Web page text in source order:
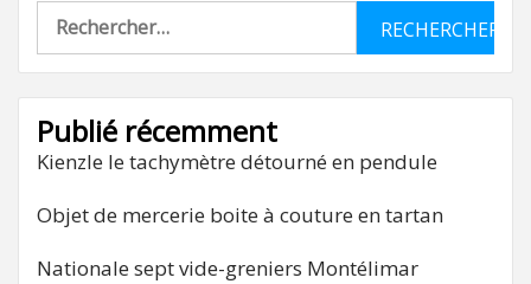
Rechercher :
Publié récemment
Kienzle le tachymètre détourné en pendule
Objet de mercerie boite à couture en tartan
Nationale sept vide-greniers Montélimar